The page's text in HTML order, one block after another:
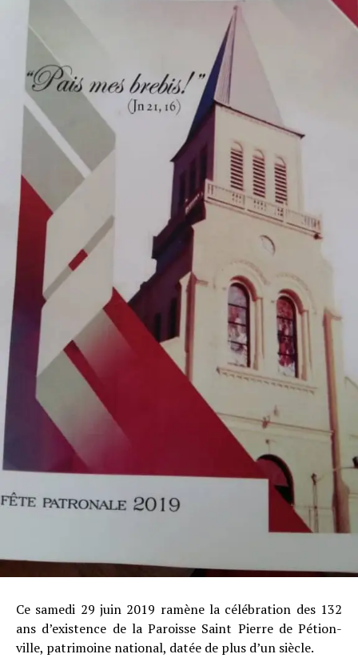
Ce samedi 29 juin 2019 ramène la célébration des 132
ans d’existence de la Paroisse Saint Pierre de Pétion-
ville, patrimoine national, datée de plus d’un siècle.